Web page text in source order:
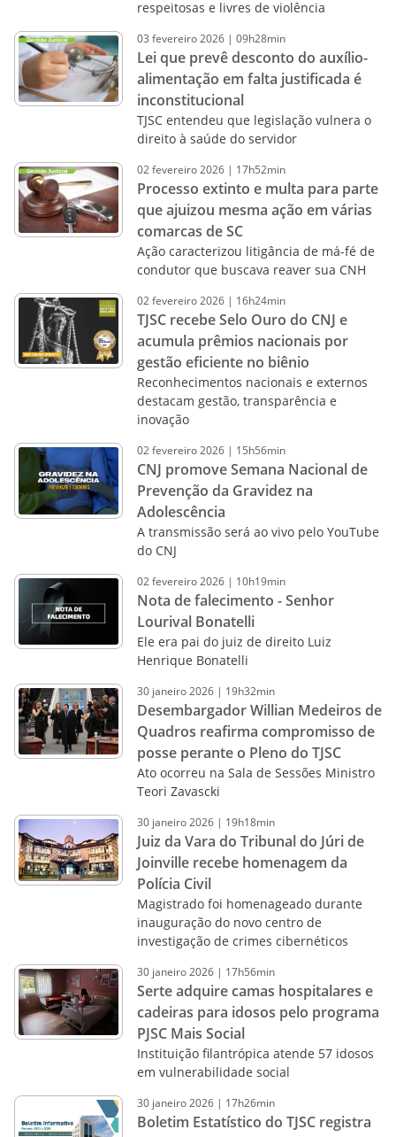
respeitosas e livres de violência
03 fevereiro2026 | 09h28min
Lei que prevê desconto do auxílio-
alimentação em falta justificada é
inconstitucional
TJSC entendeu que legislação vulnera o
direito à saúde do servidor
02fevereiro2026 | 17h52min
Processo extinto e multa para parte
que ajuizou mesma ação em várias
comarcas de SC
Ação caracterizou litigância de má-fé de
condutor que buscava reaver sua CNH
02fevereiro2026 | 16h24min
TJSC recebe Selo Ouro do CNJ e
acumula prêmios nacionais por
gestão eficiente no biênio
Reconhecimentos nacionais e externos
destacam gestão, transparência e
inovação
02fevereiro2026 | 15h56min
CNJ promove Semana Nacional de
Prevenção da Gravidez na
Adolescência
A transmissão será ao vivo pelo YouTube
do CNJ
02fevereiro2026 | 10h19min
Nota de falecimento - Senhor
Lourival Bonatelli
Ele era pai do juiz de direito Luiz
Henrique Bonatelli
30 janeiro2026 | 19h32min
Desembargador Willian Medeiros de
Quadros reafirma compromisso de
posse perante o Pleno do TJSC
Ato ocorreu na Sala de Sessões Ministro
Teori Zavascki
30 janeiro2026 | 19h18min
Juiz da Vara do Tribunal do Júri de
Joinville recebe homenagem da
Polícia Civil
Magistrado foi homenageado durante
inauguração do novo centro de
investigação de crimes cibernéticos
30 janeiro2026 | 17h56min
Serte adquire camas hospitalares e
cadeiras para idosos pelo programa
PJSC Mais Social
Instituição filantrópica atende 57 idosos
em vulnerabilidade social
30 janeiro2026 | 17h26min
Boletim Estatístico do TJSC registra